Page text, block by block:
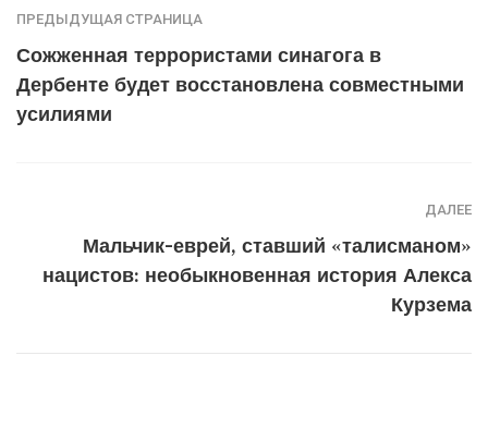
ПРЕДЫДУЩАЯ СТРАНИЦА
Сожженная террористами синагога в
Дербенте будет восстановлена совместными
усилиями
ДАЛЕЕ
Мальчик-еврей, ставший «талисманом»
нацистов: необыкновенная история Алекса
Курзема